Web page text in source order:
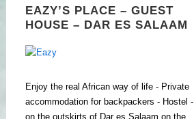
EAZY’S PLACE – GUEST
HOUSE – DAR ES SALAAM
Enjoy the real African way of life - Private
accommodation for backpackers - Hostel -
on the outskirts of Dar es Salaam on the